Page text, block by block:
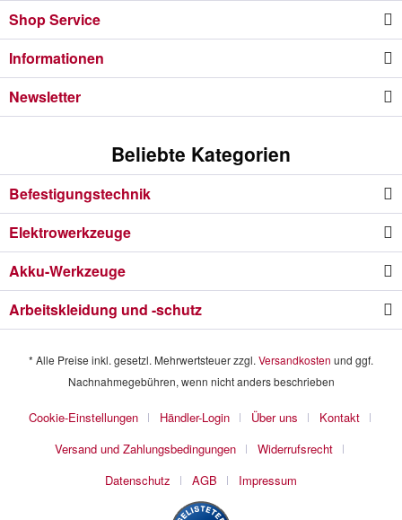
Shop Service
Informationen
Newsletter
Beliebte Kategorien
Befestigungstechnik
Elektrowerkzeuge
Akku-Werkzeuge
Arbeitskleidung und -schutz
* Alle Preise inkl. gesetzl. Mehrwertsteuer zzgl. Versandkosten und ggf.
Nachnahmegebühren, wenn nicht anders beschrieben
Cookie-Einstellungen Händler-Login Über uns
Kontakt
Versand und Zahlungsbedingungen
Widerrufsrecht
Datenschutz
AGB Impressum